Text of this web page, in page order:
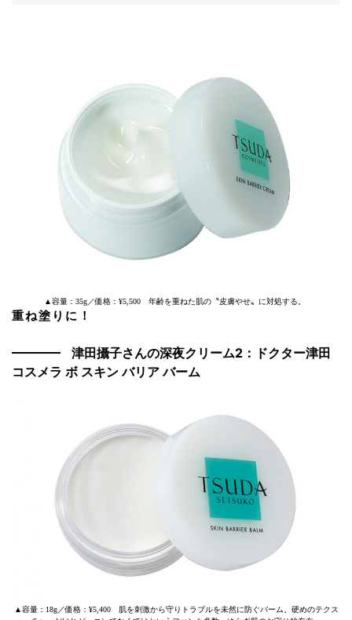
▲容量：35g／価格：¥5,500 年齢を重ねた肌の〝皮膚やせ〟に対処する。
重ね塗りに！
津田攝子さんの深夜クリーム2：ドクター津田
コスメラ ボ スキン バリア バーム
▲容量：18g／価格：¥5,400 肌を刺激から守りトラブルを未然に防ぐバーム。硬めのテクス